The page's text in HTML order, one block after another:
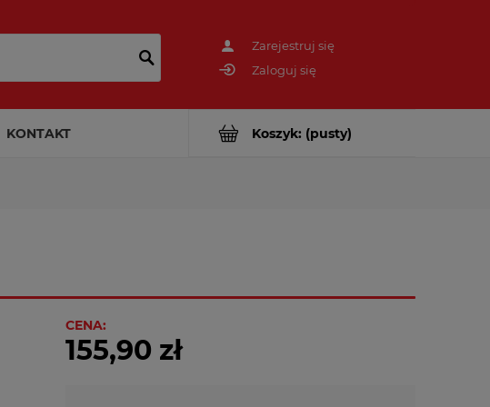
Zarejestruj się
Zaloguj się
Koszyk: (pusty)
KONTAKT
CENA:
155,90 zł